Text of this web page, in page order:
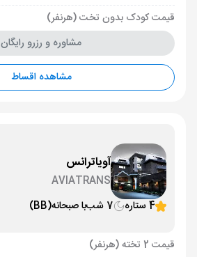
قیمت کودک بدون تخت (هرنفر)
مشاوره و رزرو رایگان
مشاهده اقساط
آویاترانس
AVIATRANS
4 ستاره
7 شب با صبحانه(BB)
قیمت 2 تخته (هرنفر)